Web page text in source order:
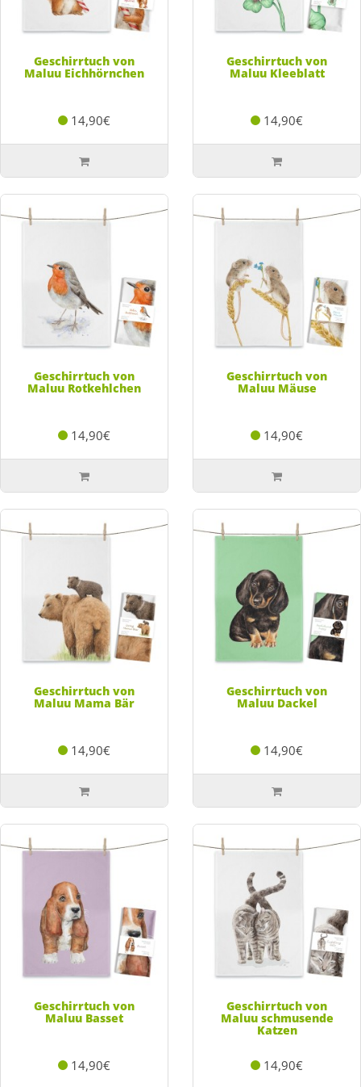
Geschirrtuch von
Maluu Eichhörnchen
14,90€
Geschirrtuch von
Maluu Kleeblatt
14,90€
Geschirrtuch von
Maluu Rotkehlchen
14,90€
Geschirrtuch von
Maluu Mäuse
14,90€
Geschirrtuch von
Maluu Mama Bär
14,90€
Geschirrtuch von
Maluu Dackel
14,90€
Geschirrtuch von
Maluu Basset
14,90€
Geschirrtuch von
Maluu schmusende
Katzen
14,90€